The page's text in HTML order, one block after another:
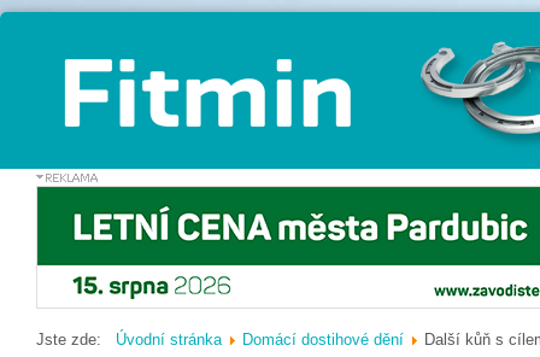
Jste zde: Úvodní stránka Domácí dostihové dění Další kůň s